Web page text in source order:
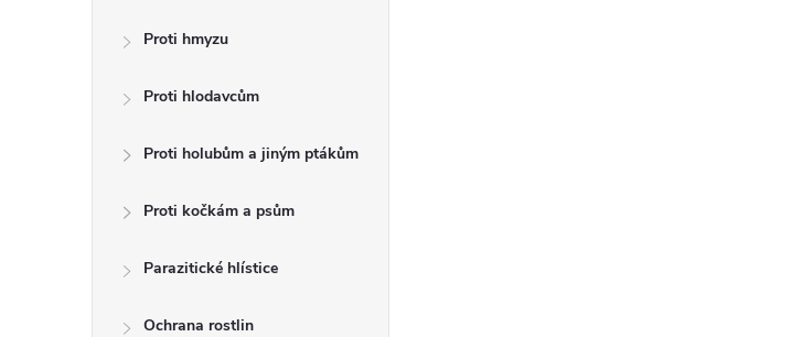
Proti hmyzu
Proti hlodavcům
Proti holubům a jiným ptákům
Proti kočkám a psům
Parazitické hlístice
Ochrana rostlin